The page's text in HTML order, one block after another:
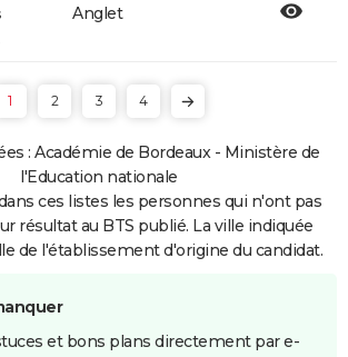
Anglet
1 2 3 4
: Académie de Bordeaux - Ministère de
l'Education nationale
ces listes les personnes qui n'ont pas
résultat au BTS publié. La ville indiquée
de l'établissement d'origine du candidat.
et bons plans directement par e-